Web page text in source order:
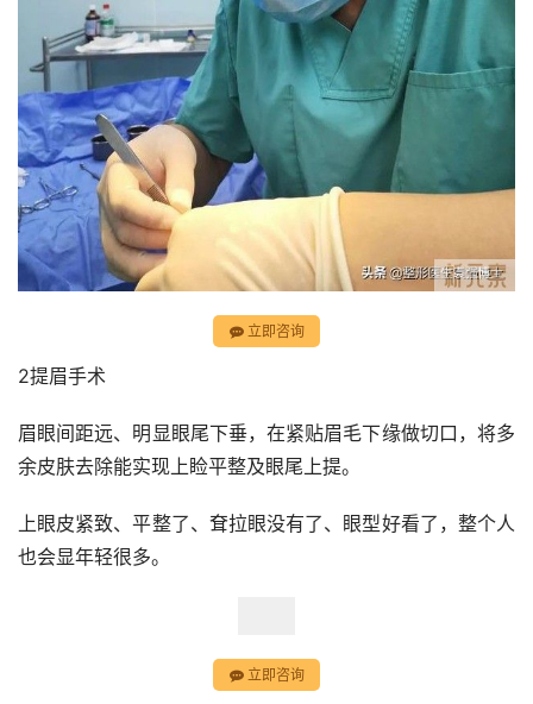
立即咨询
2提眉手术
眉眼间距远、明显眼尾下垂，在紧贴眉毛下缘做切口，将多
余皮肤去除能实现上睑平整及眼尾上提。
上眼皮紧致、平整了、耷拉眼没有了、眼型好看了，整个人
也会显年轻很多。
立即咨询